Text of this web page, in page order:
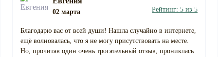
02 марта Рейтинг: 5 из 5
Благодарю вас от всей души! Нашла случайно в интернете,
ещё волновалась, что я не могу присутствовать на месте.
Но, прочитав один очень трогательный отзыв, прониклась